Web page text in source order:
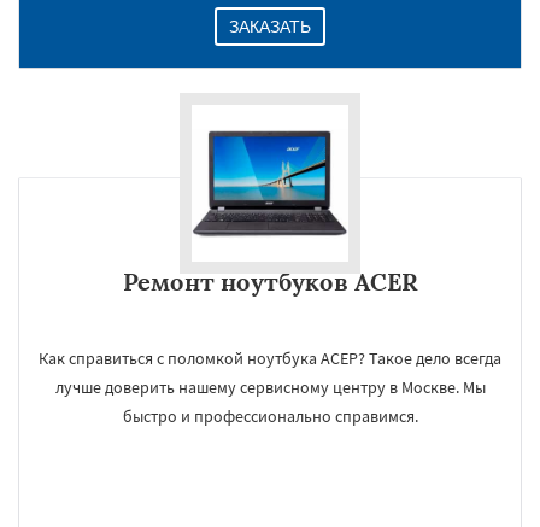
ЗАКАЗАТЬ
Ремонт ноутбуков ACER
Как справиться с поломкой ноутбука АСЕР? Такое дело всегда
лучше доверить нашему сервисному центру в Москве. Мы
быстро и профессионально справимся.